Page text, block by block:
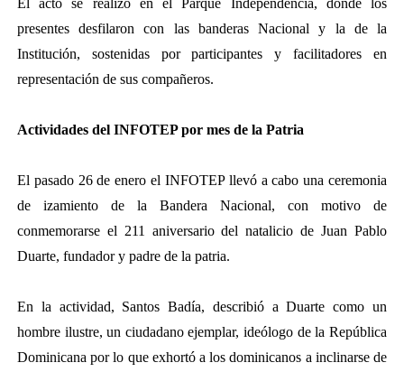
El acto se realizó en el Parque Independencia, donde los
presentes desfilaron con las banderas Nacional y la de la
Institución, sostenidas por participantes y facilitadores en
representación de sus compañeros.
Actividades del INFOTEP por mes de la Patria
El pasado 26 de enero el INFOTEP llevó a cabo una ceremonia
de izamiento de la Bandera Nacional, con motivo de
conmemorarse el 211 aniversario del natalicio de Juan Pablo
Duarte, fundador y padre de la patria.
En la actividad, Santos Badía, describió a Duarte como un
hombre ilustre, un ciudadano ejemplar, ideólogo de la República
Dominicana por lo que exhortó a los dominicanos a inclinarse de